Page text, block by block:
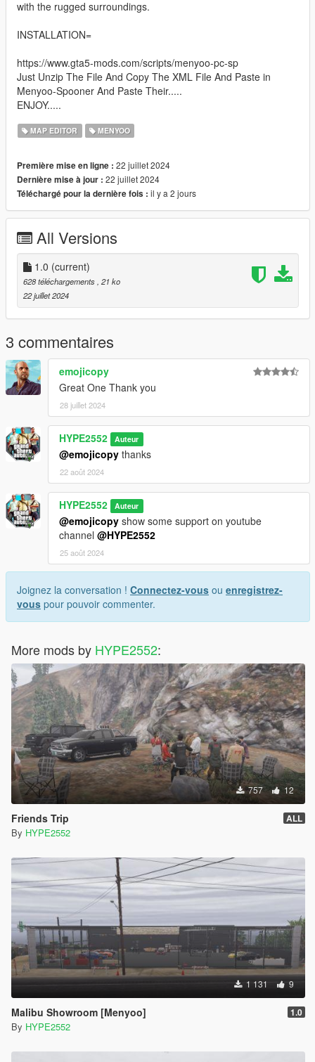
with the rugged surroundings.
INSTALLATION=
https://www.gta5-mods.com/scripts/menyoo-pc-sp
Just Unzip The File And Copy The XML File And Paste in
Menyoo-Spooner And Paste Their.....
ENJOY.....
MAP EDITOR MENYOO
Première mise en ligne : 22 juillet 2024
Dernière mise à jour : 22 juillet 2024
Téléchargé pour la dernière fois : il y a 2 jours
All Versions
1.0 (current)
628 téléchargements, 21 ko
22 juillet 2024
3 commentaires
emojicopy
Great One Thank you
28 juillet 2024
HYPE2552 Auteur
@emojicopy thanks
22 août 2024
HYPE2552 Auteur
@emojicopy show some support on youtube
channel @HYPE2552
25 août 2024
Joignez la conversation ! Connectez-vous ou enregistrez-
vous pour pouvoir commenter.
More mods by HYPE2552:
757 12
Friends Trip ALL
By HYPE2552
1 131 9
Malibu Showroom [Menyoo] 1.0
By HYPE2552